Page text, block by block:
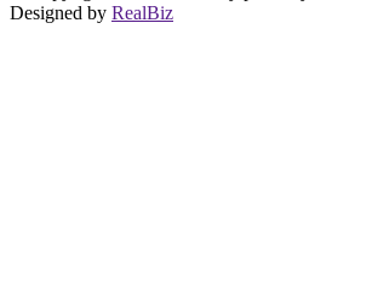
Designed by RealBiz